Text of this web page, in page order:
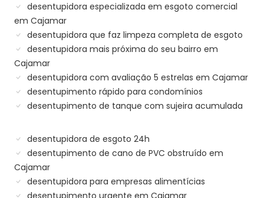
desentupidora especializada em esgoto comercial
em Cajamar
desentupidora que faz limpeza completa de esgoto
desentupidora mais próxima do seu bairro em
Cajamar
desentupidora com avaliação 5 estrelas em Cajamar
desentupimento rápido para condomínios
desentupimento de tanque com sujeira acumulada
desentupidora de esgoto 24h
desentupimento de cano de PVC obstruído em
Cajamar
desentupidora para empresas alimentícias